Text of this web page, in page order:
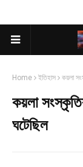
Home ইতিহাস কয়লা
কয়লা
ঘটেছিল